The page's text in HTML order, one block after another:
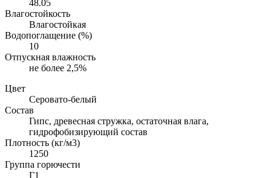
48.05
Влагостойкость
Влагостойкая
Водопоглащение (%)
10
Отпускная влажность
не более 2,5%
Цвет
Серовато-белый
Состав
Гипс, древесная стружка, остаточная влага,
гидрофобизирующий состав
Плотность (кг/м3)
1250
Группа горючести
Г1